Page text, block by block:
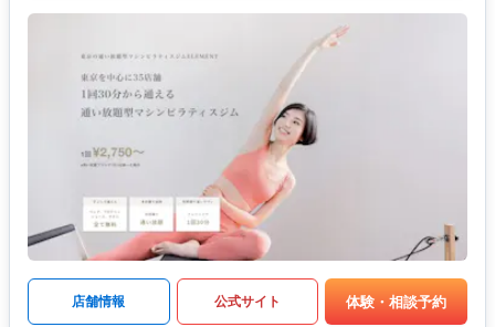
店舗情報 公式サイト 体験・相談予約